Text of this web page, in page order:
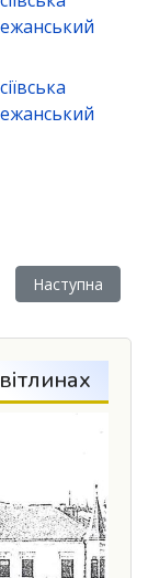
Наступна
Наступна